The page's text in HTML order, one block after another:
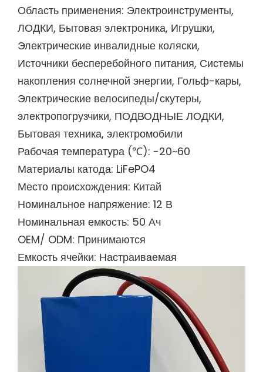
Область применения: Электроинструменты,
ЛОДКИ, Бытовая электроника, Игрушки,
Электрические инвалидные коляски,
Источники бесперебойного питания, Системы
накопления солнечной энергии, Гольф-кары,
Электрические велосипеды/скутеры,
электропогрузчики, ПОДВОДНЫЕ ЛОДКИ,
Бытовая техника, электромобили
Рабочая температура (℃): -20~60
Материалы катода: LiFePO4
Место происхождения: Китай
Номинальное напряжение: 12 В
Номинальная емкость: 50 Ач
OEM/ ODM: Принимаются
Емкость ячейки: Настраиваемая